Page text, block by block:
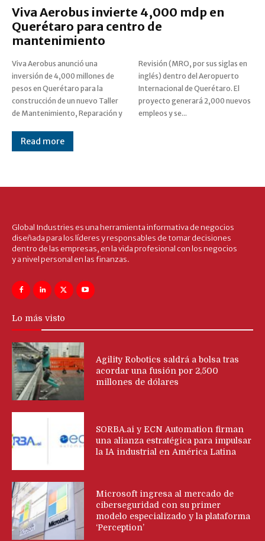
Viva Aerobus invierte 4,000 mdp en
Querétaro para centro de
mantenimiento
Viva Aerobus anunció una
inversión de 4,000 millones de
pesos en Querétaro para la
construcción de un nuevo Taller
de Mantenimiento, Reparación y
Revisión (MRO, por sus siglas en
inglés) dentro del Aeropuerto
Internacional de Querétaro. El
proyecto generará 2,000 nuevos
empleos y se...
Read more
Global Industries es una herramienta informativa de negocios
diseñada para los líderes y responsables de tomar decisiones
dentro de las empresas, en la vida profesional con los negocios
y a nivel personal en las finanzas.
Lo más visto
Agility Robotics saldrá a bolsa tras
acordar una fusión por 2,500
millones de dólares
SORBA.ai y ECN Automation firman
una alianza estratégica para impulsar
la IA industrial en América Latina
Microsoft ingresa al mercado de
ciberseguridad con su primer
modelo especializado y la plataforma
‘Perception’